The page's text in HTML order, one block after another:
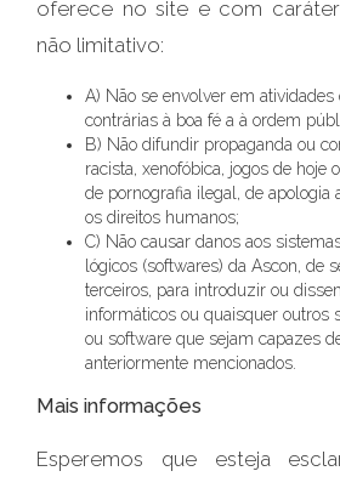
oferece no site e com caráter
não limitativo:
A) Não se envolver em
contrárias à boa fé a à ordem
B) Não difundir propaganda ou
racista, xenofóbica, jogos de hoje
de pornografia ilegal, de apologia
os direitos humanos;
C) Não causar danos aos
lógicos (softwares) da Ascon, de
terceiros, para introduzir ou
informáticos ou quaisquer outros
ou software que sejam capazes
anteriormente mencionados.
Mais informações
Esperemos que esteja